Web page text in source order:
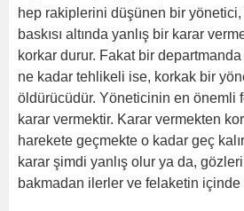
hep rakiplerini düşünen bir yönetici,
baskısı altında yanlış bir karar
korkar durur. Fakat bir
ne kadar tehlikeli ise, korkak bir
öldürücüdür. Yöneticinin en önemli
karar vermektir. Karar vermekten
harekete geçmekte o kadar geç
karar şimdi yanlış olur ya da,
bakmadan ilerler ve felaketin